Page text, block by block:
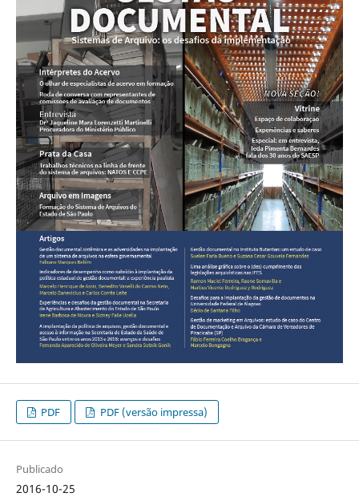
PDF PDF (versão impressa)
Publicado
2016-10-25